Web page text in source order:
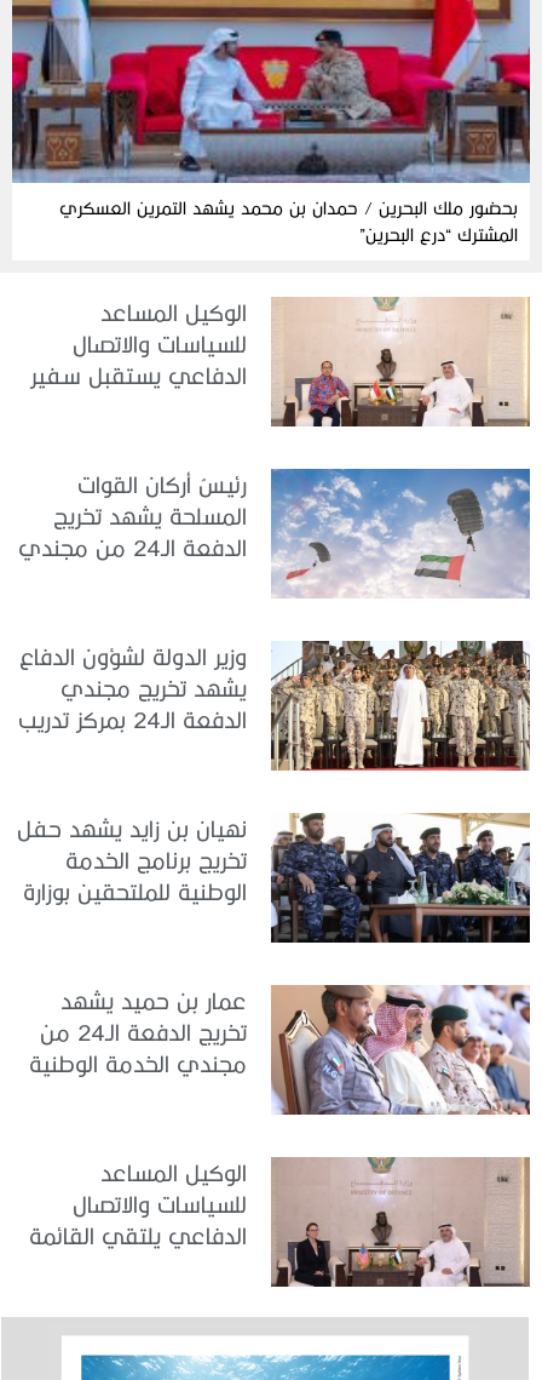
بحضور ملك البحرين / حمدان بن محمد يشهد التمرين العسكري
المشترك “درع البحرين”
الوكيل المساعد
للسياسات والاتصال
الدفاعي يستقبل سفير
رئيسُ أركان القوات
المسلحة يشهد تخريج
الدفعة الـ24 من مجندي
وزير الدولة لشؤون الدفاع
يشهد تخريج مجندي
الدفعة الـ24 بمركز تدريب
نهيان بن زايد يشهد حفل
تخريج برنامج الخدمة
الوطنية للملتحقين بوزارة
عمار بن حميد يشهد
تخريج الدفعة الـ24 من
مجندي الخدمة الوطنية
الوكيل المساعد
للسياسات والاتصال
الدفاعي يلتقي القائمة